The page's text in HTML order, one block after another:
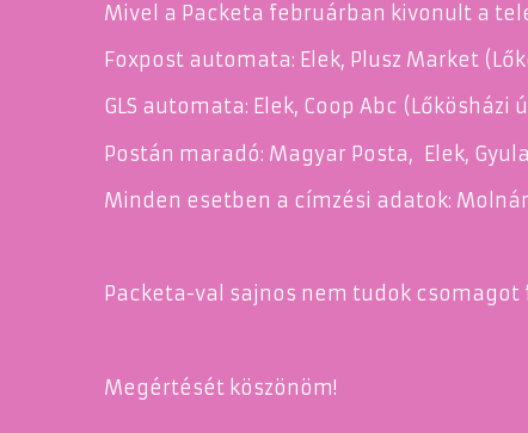
Mivel a Packeta februárban kivonult a
Foxpost automata: Elek, Plusz Market
GLS automata: Elek, Coop Abc (Lőkösházi
Postán maradó: Magyar Posta, Elek,
Minden esetben a címzési adatok:
Packeta-val sajnos nem tudok
Megértését köszönöm!